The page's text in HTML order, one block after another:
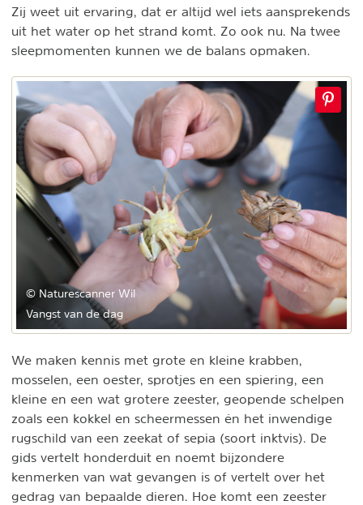
Zij weet uit ervaring, dat er altijd wel iets aansprekends
uit het water op het strand komt. Zo ook nu. Na twee
sleepmomenten kunnen we de balans opmaken.
© Naturescanner Wil
Vangst van de dag
We maken kennis met grote en kleine krabben,
mosselen, een oester, sprotjes en een spiering, een
kleine en een wat grotere zeester, geopende schelpen
zoals een kokkel en scheermessen én het inwendige
rugschild van een zeekat of sepia (soort inktvis). De
gids vertelt honderduit en noemt bijzondere
kenmerken van wat gevangen is of vertelt over het
gedrag van bepaalde dieren. Hoe komt een zeester